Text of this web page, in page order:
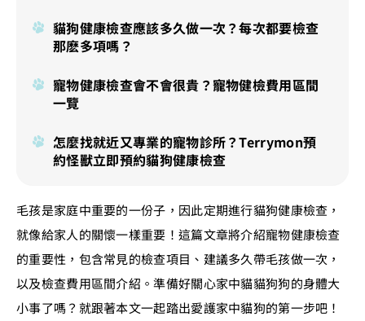
貓狗健康檢查應該多久做一次？每次都要檢查
那麽多項嗎？
寵物健康檢查會不會很貴？寵物健檢費用區間
一覽
怎麼找就近又專業的寵物診所？Terrymon預
約怪獸立即預約貓狗健康檢查
毛孩是家庭中重要的一份子，因此定期進行貓狗健康檢查，
就像給家人的關懷一樣重要！這篇文章將介紹寵物健康檢查
的重要性，包含常見的檢查項目、建議多久帶毛孩做一次，
以及檢查費用區間介紹。準備好關心家中貓貓狗狗的身體大
小事了嗎？就跟著本文一起踏出愛護家中貓狗的第一步吧！